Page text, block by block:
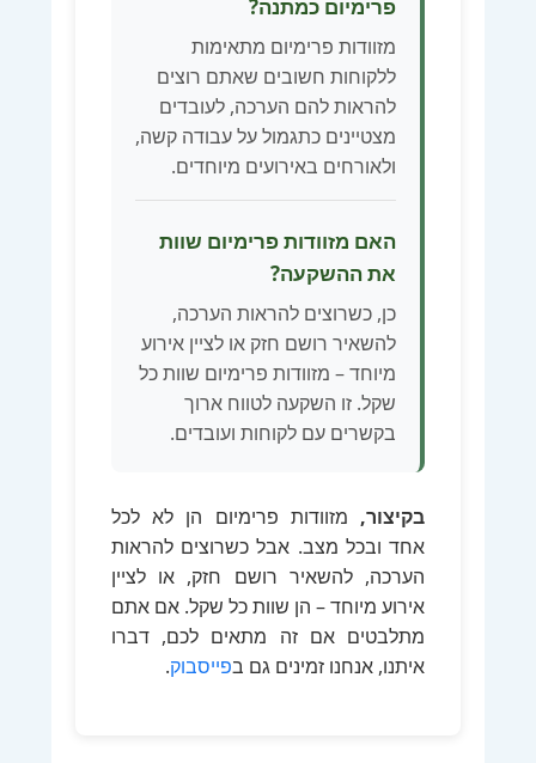
פרימיום כמתנה?
מזוודות פרימיום מתאימות
ללקוחות חשובים שאתם רוצים
להראות להם הערכה, לעובדים
מצטיינים כתגמול על עבודה קשה,
ולאורחים באירועים מיוחדים.
האם מזוודות פרימיום שוות
את ההשקעה?
כן, כשרוצים להראות הערכה,
להשאיר רושם חזק או לציין אירוע
מיוחד – מזוודות פרימיום שוות כל
שקל. זו השקעה לטווח ארוך
בקשרים עם לקוחות ועובדים.
בקיצור, מזוודות פרימיום הן לא לכל
אחד ובכל מצב. אבל כשרוצים להראות
הערכה, להשאיר רושם חזק, או לציין
אירוע מיוחד – הן שוות כל שקל. אם אתם
מתלבטים אם זה מתאים לכם, דברו
איתנו, אנחנו זמינים גם בפייסבוק.